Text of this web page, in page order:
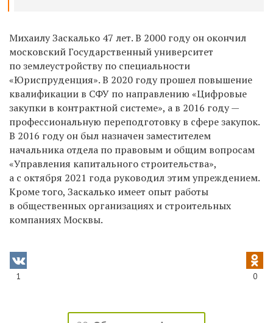
Михаилу Заскалько 47 лет. В 2000 году он окончил
московский Государственный университет
по землеустройству по специальности
«Юриспруденция». В 2020 году прошел повышение
квалификации в СФУ по направлению «Цифровые
закупки в контрактной системе», а в 2016 году —
профессиональную переподготовку в сфере закупок.
В 2016 году он был назначен заместителем
начальника отдела по правовым и общим вопросам
«Управления капитального строительства»,
а с октября 2021 года руководил этим упреждением.
Кроме того, Заскалько имеет опыт работы
в общественных организациях и строительных
компаниях Москвы.
1 0